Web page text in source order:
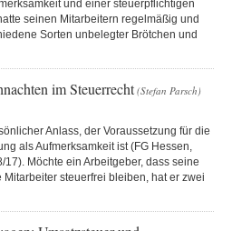
und einer steuerpflichtigen
seinen Mitarbeitern regelmäßig und
Sorten unbelegter Brötchen und
im Steuerrecht (Stefan Parsch)
Anlass, der Voraussetzung für die
als Aufmerksamkeit ist (FG Hessen,
Möchte ein Arbeitgeber, dass seine
steuerfrei bleiben, hat er zwei